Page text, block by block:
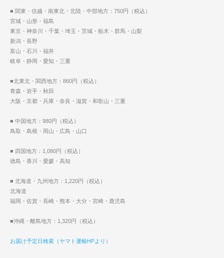
■ 関東・信越・南東北・北陸・中部地方：750円（税込）
宮城・山形・福島
東京・神奈川・千葉・埼玉・茨城・栃木・群馬・山梨
新潟・長野
富山・石川・福井
岐阜・静岡・愛知・三重
■北東北・関西地方：860円（税込）
青森・岩手・秋田
大阪・京都・兵庫・奈良・滋賀・和歌山・三重
■ 中国地方：980円（税込）
鳥取・島根・岡山・広島・山口
■ 四国地方：1,080円（税込）
徳島・香川・愛媛・高知
■ 北海道・九州地方：1,220円（税込）
北海道
福岡・佐賀・長崎・熊本・大分・宮崎・鹿児島
■沖縄・離島地方：1,320円（税込）
お届け予定日検索（ヤマト運輸HPより）